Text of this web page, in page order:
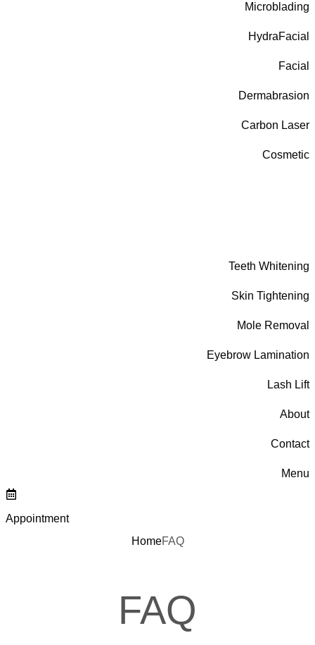
Microblading
HydraFacial
Facial
Dermabrasion
Carbon Laser
Cosmetic
Teeth Whitening
Skin Tightening
Mole Removal
Eyebrow Lamination
Lash Lift
About
Contact
Menu
Appointment
HomeFAQ
FAQ